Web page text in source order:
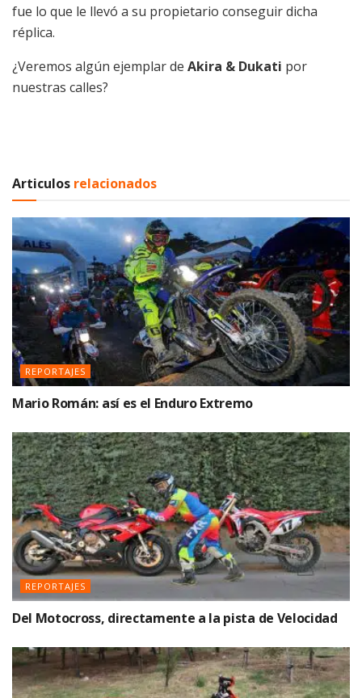
fue lo que le llevó a su propietario conseguir dicha
réplica.
¿Veremos algún ejemplar de Akira & Dukati por
nuestras calles?
Articulos relacionados
REPORTAJES
Mario Román: así es el Enduro Extremo
REPORTAJES
Del Motocross, directamente a la pista de Velocidad